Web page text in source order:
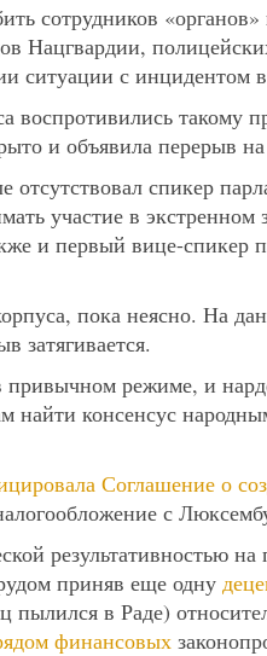
сотрудников
Нацгвардии,
ситуации с инцидентом
воспротивились
и объявила перерыв
спикер
участие в
и первый вице-спикер
пока неясно. На
затягивается.
режиме, и
найти консенсус
Соглашение о
с
результативностью
приняв еще одну
пылился в Раде)
финансовых